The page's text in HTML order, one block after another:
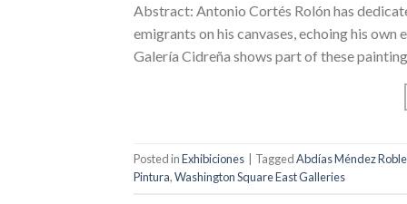
Abstract: Antonio Cortés Rolón has
emigrants on his canvases, echoing his
Galería Cidreña shows part of these
Posted inExhibiciones TaggedAbdías Méndez
Pintura,Washington Square East Galleries